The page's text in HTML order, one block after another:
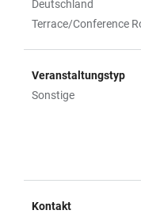
Deutschland
Terrace/Conference
Veranstaltungstyp
Sonstige
Kontakt